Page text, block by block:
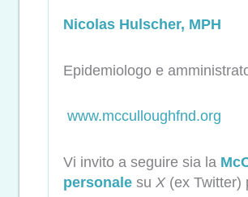
Nicolas Hulscher, MPH
Epidemiologo e
www.mcculloughfnd.org
Vi invito a seguire sia la
personale su X (ex Twitter)